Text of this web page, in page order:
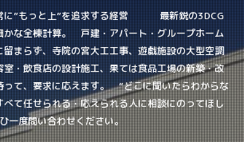
に”もっと上”を追求する経営 最新鋭の3DCG
かな全棟計算。 戸建・アパート・グループホーム
まらず、寺院の宮大工工事、遊戯施設の大型空調
・飲食店の設計施工、果ては食品工場の新築・改
って、要求に応えます。 ”どこに聞いたらわからな
任せられる・応えられる人に相談にのってほし
一度問い合わせください。